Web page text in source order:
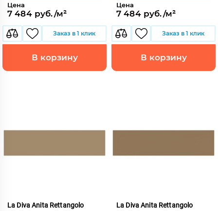
Цена
7 484 руб./м²
Заказ в 1 клик
В корзину
Цена
7 484 руб./м²
Заказ в 1 клик
В корзину
La Diva Anita Rettangolo
La Diva Anita Rettangolo